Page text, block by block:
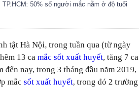
50% số người mắc nằm ở độ tuổi
tật Hà Nội, trong tuần qua (từ ngày
13 ca mắc sốt xuất huyết, tăng 7 ca
nay, trong 3 tháng đầu năm 2019,
mắc sốt xuất huyết, trong đó 2 trường